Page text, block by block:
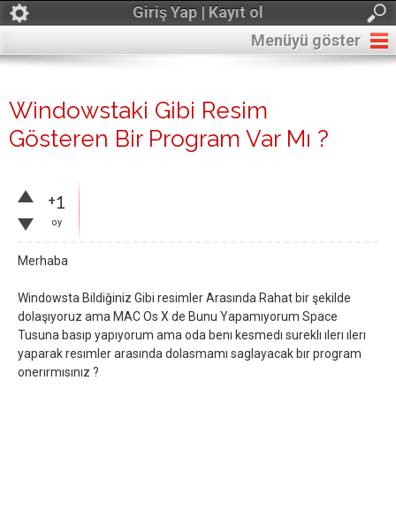
Giriş Yap | Kayıt ol
Menüyü göster
Windowstaki Gibi Resim
Gösteren Bir Program Var Mı ?
+1
oy
Merhaba
Windowsta Bildiğiniz Gibi resimler Arasında Rahat bir şekilde
dolaşıyoruz ama MAC Os X de Bunu Yapamıyorum Space
Tusuna basıp yapıyorum ama oda benı kesmedı sureklı ılerı ılerı
yaparak resımler arasında dolasmamı saglayacak bır program
onerırmısınız ?